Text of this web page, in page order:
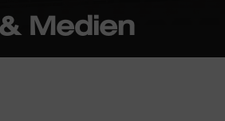
Medien